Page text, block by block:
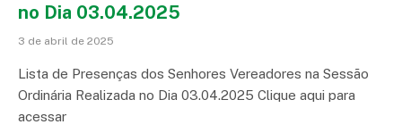
no Dia 03.04.2025
3 de abril de 2025
Lista de Presenças dos Senhores Vereadores na Sessão
Ordinária Realizada no Dia 03.04.2025 Clique aqui para
acessar